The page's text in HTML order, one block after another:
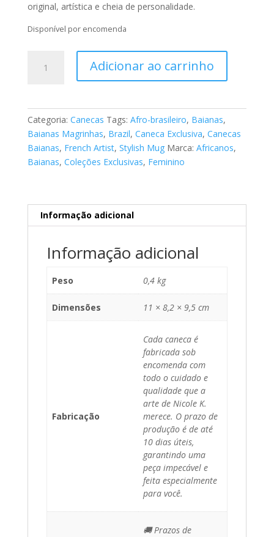
original, artística e cheia de personalidade.
Disponível por encomenda
quantidade
Adicionar ao carrinho
Categoria: Canecas Tags: Afro-brasileiro, Baianas,
Baianas Magrinhas, Brazil, Caneca Exclusiva, Canecas
Baianas, French Artist, Stylish Mug Marca: Africanos,
Baianas, Coleções Exclusivas, Feminino
Informação adicional
Informação adicional
Peso 0,4 kg
Dimensões 11 × 8,2 × 9,5 cm
Fabricação
Cada caneca é
fabricada sob
encomenda com
todo o cuidado e
qualidade que a
arte de Nicole K.
merece. O prazo de
produção é de até
10 dias úteis,
garantindo uma
peça impecável e
feita especialmente
para você.
🚚 Prazos de